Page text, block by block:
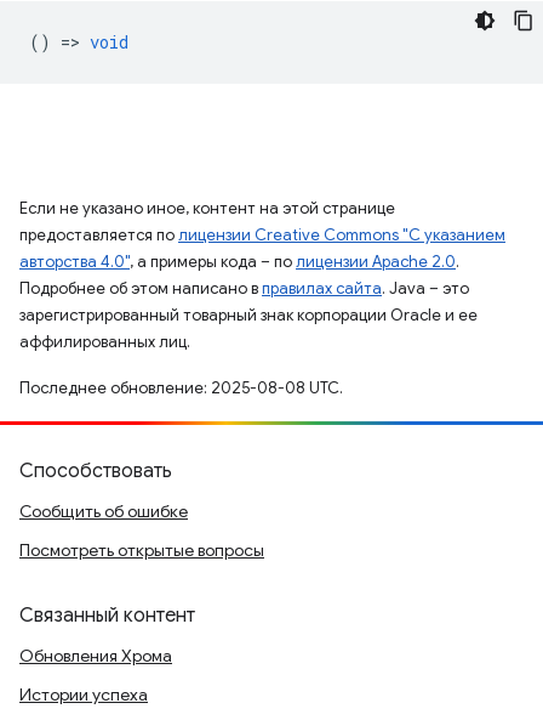
() => void
Если не указано иное, контент на этой странице
предоставляется полицензии Creative Commons "С указанием
авторства 4.0", а примеры кода – полицензии Apache 2.0.
Подробнее об этом написано вправилах сайта. Java – это
зарегистрированный товарный знак корпорации Oracle и ее
аффилированных лиц.
Последнее обновление: 2025-08-08 UTC.
Способствовать
Сообщить об ошибке
Посмотреть открытые вопросы
Связанный контент
Обновления Хрома
Истории успеха